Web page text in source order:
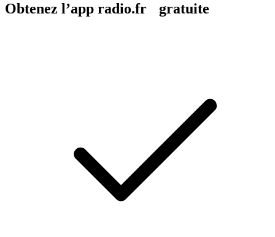
Obtenez l’app radio.fr gratuite